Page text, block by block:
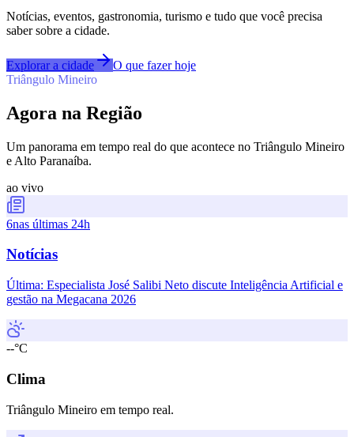
Notícias, eventos, gastronomia, turismo e tudo que você precisa
saber sobre a cidade.
Explorar a cidade
O que fazer hoje
Triângulo Mineiro
Agora na Região
Um panorama em tempo real do que acontece no Triângulo Mineiro
e Alto Paranaíba.
ao vivo
6nas últimas 24h
Notícias
Última: Especialista José Salibi Neto discute Inteligência Artificial e
gestão na Megacana 2026
--°C
Clima
Triângulo Mineiro em tempo real.